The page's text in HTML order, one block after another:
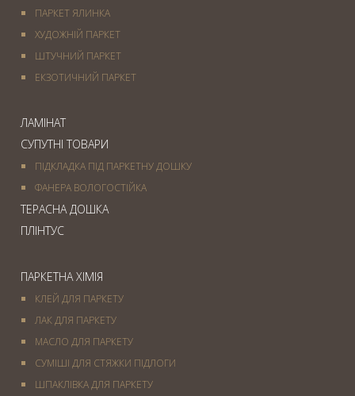
ПАРКЕТ ЯЛИНКА
ХУДОЖНІЙ ПАРКЕТ
ШТУЧНИЙ ПАРКЕТ
ЕКЗОТИЧНИЙ ПАРКЕТ
ЛАМІНАТ
СУПУТНІ ТОВАРИ
ПІДКЛАДКА ПІД ПАРКЕТНУ ДОШКУ
ФАНЕРА ВОЛОГОСТІЙКА
ТЕРАСНА ДОШКА
ПЛІНТУС
ПАРКЕТНА ХІМІЯ
КЛЕЙ ДЛЯ ПАРКЕТУ
ЛАК ДЛЯ ПАРКЕТУ
МАСЛО ДЛЯ ПАРКЕТУ
СУМІШІ ДЛЯ СТЯЖКИ ПІДЛОГИ
ШПАКЛІВКА ДЛЯ ПАРКЕТУ